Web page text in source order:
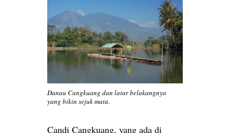
Danau Cangkuang dan latar belakangnya
yang bikin sejuk mata.
Candi Cangkuang, yang ada di